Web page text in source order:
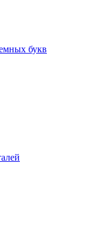
букв